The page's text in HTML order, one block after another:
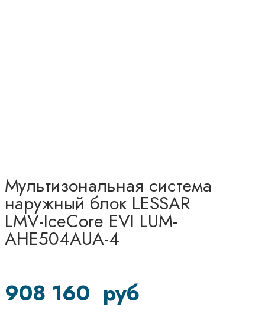
Мультизональная система
наружный блок LESSAR
LMV-IceCore EVI LUM-
AHE504AUA-4
908 160 руб